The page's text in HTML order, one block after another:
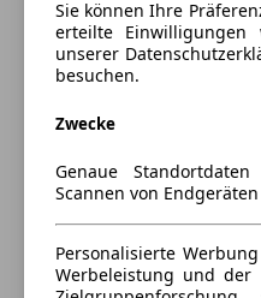
Sie können Ihre
erteilte
unserer
besuchen.
Zwecke
Genaue
Scannen von Endgeräten
Personalisierte
Werbeleistung und der